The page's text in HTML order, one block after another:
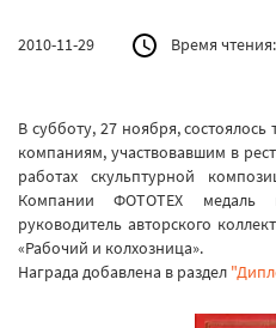
2010-11-29 Время чтения:
В субботу, 27 ноября,
компаниям, участвовавшим в
работах скульптурной
Компании ФОТОТЕХ медаль
руководитель авторского
«Рабочий и колхозница».
Награда добавлена в раздел